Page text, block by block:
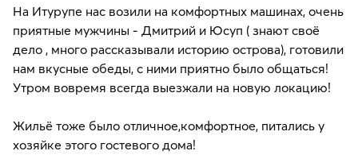
На Итурупе нас возили на комфортных машинах, очень
приятные мужчины - Дмитрий и Юсуп ( знают своё
дело , много рассказывали историю острова), готовили
нам вкусные обеды, с ними приятно было общаться!
Утром вовремя всегда выезжали на новую локацию!
Жильё тоже было отличное,комфортное, питались у
хозяйке этого гостевого дома!